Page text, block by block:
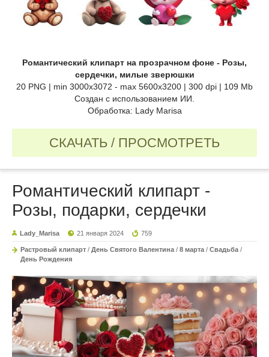
Романтический клипарт на прозрачном фоне - Розы,
сердечки, милые зверюшки
20 PNG | min 3000x3072 - max 5600x3200 | 300 dpi | 109 Mb
Создан с использованием ИИ.
Обработка: Lady Marisa
СКАЧАТЬ / ПРОСМОТРЕТЬ
Романтический клипарт -
Розы, подарки, сердечки
Lady_Marisa 21 января 2024 759
Растровый клипарт / День Святого Валентина / 8 марта / Свадьба /
День Рождения